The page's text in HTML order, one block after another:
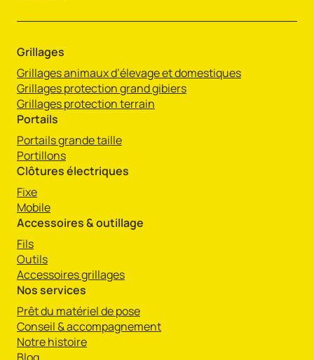
Grillages
Grillages animaux d’élevage et domestiques
Grillages protection grand gibiers
Grillages protection terrain
Portails
Portails grande taille
Portillons
Clôtures électriques
Fixe
Mobile
Accessoires & outillage
Fils
Outils
Accessoires grillages
Nos services
Prêt du matériel de pose
Conseil & accompagnement
Notre histoire